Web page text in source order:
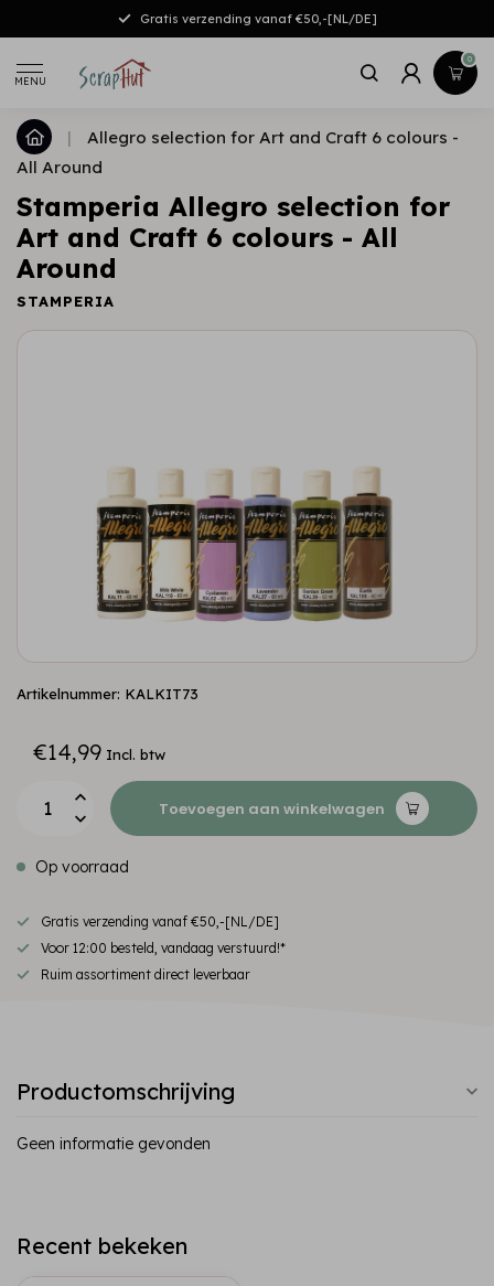
Gratis verzending vanaf €50,-[NL/DE]
MENU
0
|
Allegro selection for Art and Craft 6 colours -
All Around
Stamperia Allegro selection for
Art and Craft 6 colours - All
Around
STAMPERIA
Artikelnummer: KALKIT73
€14,99 Incl. btw
Toevoegen aan winkelwagen
Op voorraad
Gratis verzending vanaf €50,-[NL/DE]
Voor 12:00 besteld, vandaag verstuurd!*
Ruim assortiment direct leverbaar
Productomschrijving
Geen informatie gevonden
Recent bekeken